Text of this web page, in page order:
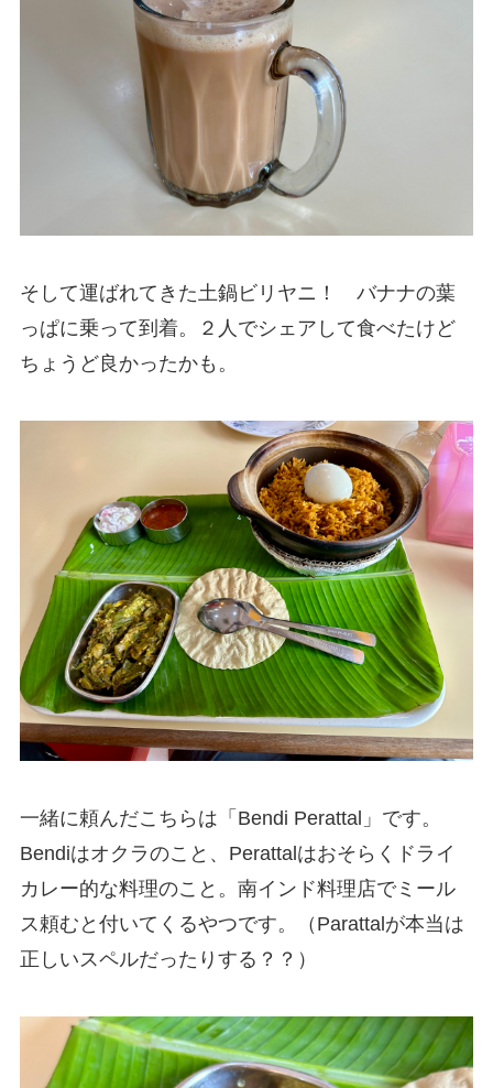
そして運ばれてきた土鍋ビリヤニ！ バナナの葉
っぱに乗って到着。２人でシェアして食べたけど
ちょうど良かったかも。
一緒に頼んだこちらは「Bendi Perattal」です。
Bendiはオクラのこと、Perattalはおそらくドライ
カレー的な料理のこと。南インド料理店でミール
ス頼むと付いてくるやつです。（Parattalが本当は
正しいスペルだったりする？？）